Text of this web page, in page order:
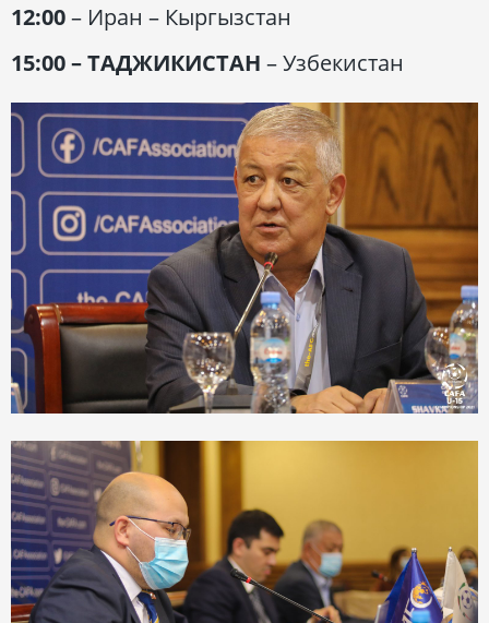
12:00– Иран – Кыргызстан
15:00– ТАДЖИКИСТАН – Узбекистан